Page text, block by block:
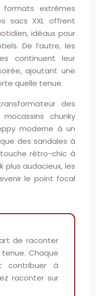
extrêmes
sacs XXL offrent
idéaux pour
De l’autre, les
continuent leur
ajoutant une
quelle tenue.
des
chunky
moderne à un
des sandales à
rétro-chic à
plus audacieux, les
le point focal
de raconter
Chaque
contribuer à
raconter sur